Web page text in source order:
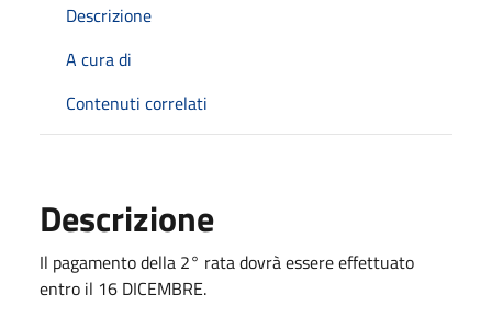
Descrizione
A cura di
Contenuti correlati
Descrizione
Il pagamento della 2° rata dovrà essere effettuato
entro il 16 DICEMBRE.